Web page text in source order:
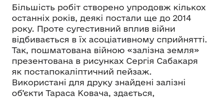
Більшість робіт створено упродовж кількох
останніх років, деякі постали ще до 2014
року. Проте сугестивний вплив війни
відбивається в їх асоціативному сприйнятті.
Так, пошматована війною «залізна земля»
презентована в рисунках Сергія Сабакаря
як постапокаліптичний пейзаж.
Використані для друку знайдені залізні
об’єкти Тараса Ковача, здається,